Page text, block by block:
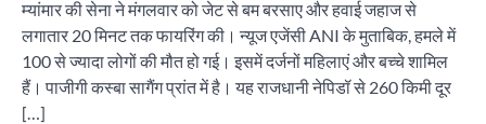
म्यांमार की सेना ने मंगलवार को जेट से बम बरसाए और हवाई जहाज से
लगातार 20 मिनट तक फायरिंग की। न्यूज एजेंसी ANI के मुताबिक, हमले में
100 से ज्यादा लोगों की मौत हो गई। इसमें दर्जनों महिलाएं और बच्चे शामिल
हैं। पाजीगी कस्बा सागैंग प्रांत में है। यह राजधानी नेपिडॉ से 260 किमी दूर
[…]